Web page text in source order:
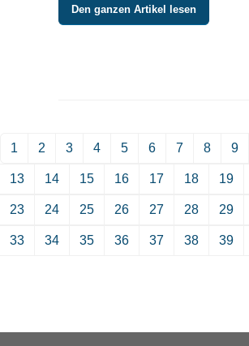
Den ganzen Artikel lesen
1 2 3 4 5 6 7 8 9
13 14 15 16 17 18 19
23 24 25 26 27 28 29
33 34 35 36 37 38 39